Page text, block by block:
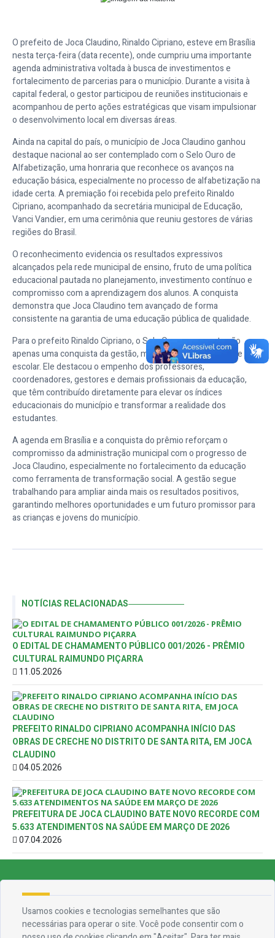
O prefeito de Joca Claudino, Rinaldo Cipriano, esteve em Brasília
nesta terça-feira (data recente), onde cumpriu uma importante
agenda administrativa voltada à busca de investimentos e
fortalecimento de parcerias para o município. Durante a visita à
capital federal, o gestor participou de reuniões institucionais e
acompanhou de perto ações estratégicas que visam impulsionar
o desenvolvimento local em diversas áreas.
Ainda na capital do país, o município de Joca Claudino ganhou
destaque nacional ao ser contemplado com o Selo Ouro de
Alfabetização, uma honraria que reconhece os avanços na
educação básica, especialmente no processo de alfabetização na
idade certa. A premiação foi recebida pelo prefeito Rinaldo
Cipriano, acompanhado da secretária municipal de Educação,
Vanci Vandier, em uma cerimônia que reuniu gestores de várias
regiões do Brasil.
O reconhecimento evidencia os resultados expressivos
alcançados pela rede municipal de ensino, fruto de uma política
educacional pautada no planejamento, investimento contínuo e
compromisso com a aprendizagem dos alunos. A conquista
demonstra que Joca Claudino tem avançado de forma
consistente na garantia de uma educação pública de qualidade.
Para o prefeito Rinaldo Cipriano, o Selo Ouro representa não
apenas uma conquista da gestão, mas de toda a comunidade
escolar. Ele destacou o empenho dos professores,
coordenadores, gestores e demais profissionais da educação,
que têm contribuído diretamente para elevar os índices
educacionais do município e transformar a realidade dos
estudantes.
A agenda em Brasília e a conquista do prêmio reforçam o
compromisso da administração municipal com o progresso de
Joca Claudino, especialmente no fortalecimento da educação
como ferramenta de transformação social. A gestão segue
trabalhando para ampliar ainda mais os resultados positivos,
garantindo melhores oportunidades e um futuro promissor para
as crianças e jovens do município.
NOTÍCIAS RELACIONADAS
O EDITAL DE CHAMAMENTO PÚBLICO 001/2026 - PRÊMIO
CULTURAL RAIMUNDO PIÇARRA
11.05.2026
PREFEITO RINALDO CIPRIANO ACOMPANHA INÍCIO DAS
OBRAS DE CRECHE NO DISTRITO DE SANTA RITA, EM JOCA
CLAUDINO
04.05.2026
PREFEITURA DE JOCA CLAUDINO BATE NOVO RECORDE COM
5.633 ATENDIMENTOS NA SAÚDE EM MARÇO DE 2026
07.04.2026
Rua Francisca Claudino Fernandes, 01 - Centro - CEP 58.928-000
Usamos cookies e tecnologias semelhantes que são
necessárias para operar o site. Você pode consentir com o